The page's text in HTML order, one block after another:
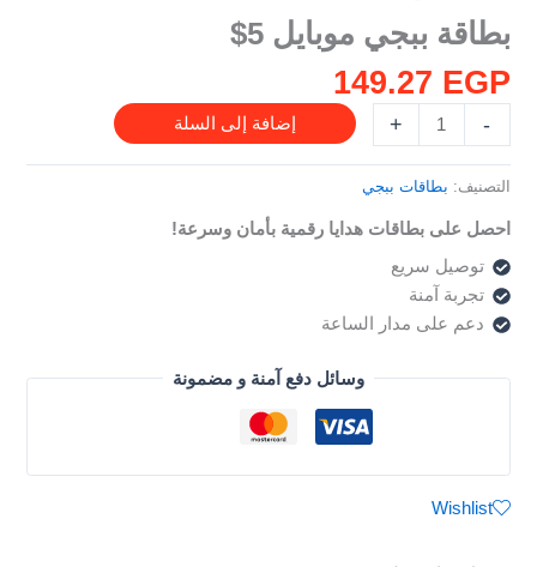
بطاقة ببجي موبايل 5$
149.27 EGP
-
موبايل
+ إضافة إلى السلة
التصنيف: بطاقات ببجي
احصل على بطاقات هدايا رقمية بأمان وسرعة!
توصيل سريع
تجربة آمنة
دعم على مدار الساعة
وسائل دفع آمنة و مضمونة
Wishlist